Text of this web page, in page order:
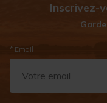
Inscrivez-
* Email